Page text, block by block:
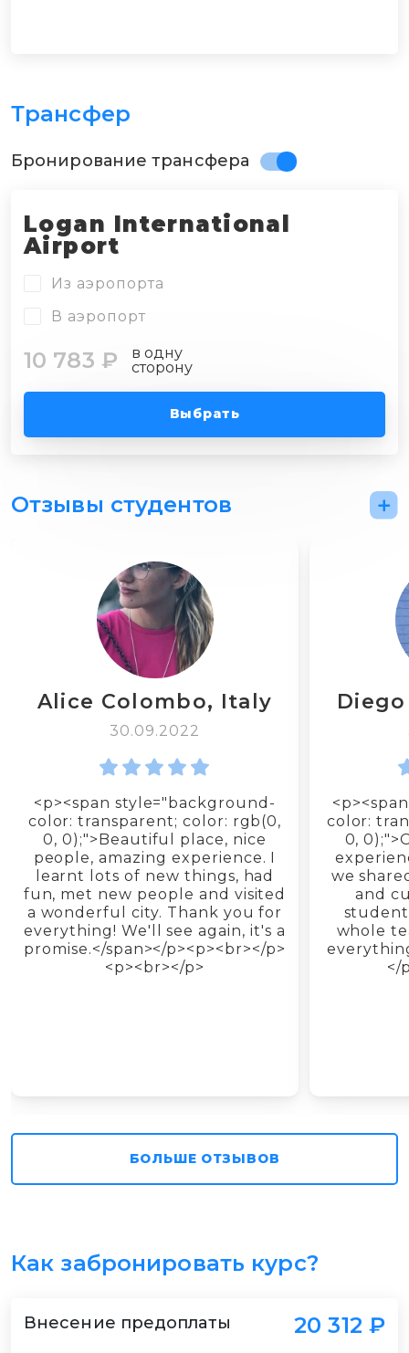
Трансфер
Бронирование трансфера
Logan International
Airport
Из аэропорта
В аэропорт
10 783 ₽
в одну
сторону
Выбрать
Отзывы студентов
Alice Colombo, Italy
30.09.2022
<p><span style="background-
color: transparent; color: rgb(0,
0, 0);">Beautiful place, nice
people, amazing experience. I
learnt lots of new things, had
fun, met new people and visited
a wonderful city. Thank you for
everything! We'll see again, it's a
promise.</span></p><p><br></p>
<p><br></p>
color:
0,
we
and
whole
</
БОЛЬШЕ ОТЗЫВОВ
Как забронировать курс?
Внесение предоплаты 20 312 ₽